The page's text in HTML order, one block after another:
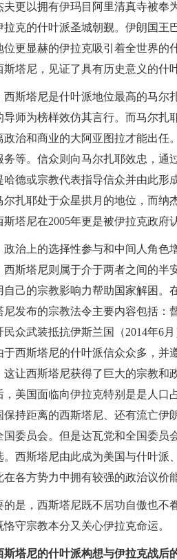
夫更以拥有伊玛目阿里清真寺被奉
拉克的什叶派圣城朝觐。伊朗国王
位更显赫的伊拉克吸引着全世界
斯塔尼，见证了具有历史意义的什
西斯塔尼是什叶派地位最高的马尔
导师为榜样效仿其言行。而马尔扎
政治和商业的大阿亚图拉才能出任
务等。信众则向马尔扎耶效忠，通
哈德或宗教代表指导信众并由此形
尔扎耶处于众星拱月的地位，而纳
塔尼在2005年更是被伊拉克政府
政治上的选择性参与和中间人角色
西斯塔尼则属于介于两者之间的半
自己的宗教影响力帮助国家解困。
尼发布的宗教法令主要内容包括：
民众武装抵抗伊斯兰国（2014年6
于西斯塔尼的什叶派信众众多，并
这让西斯塔尼获得了巨大的宗教
，美国面临向伊拉克特别是是人口
保持距离的西斯塔尼、还有流亡伊
国委员会。但是达瓦党和全国委员
。西斯塔尼由此成为美国与什叶派
在各方势力中拥有较强的政治议价
的是，西斯塔尼既不居功自傲也不
恪守宗教本分又关心伊拉克命运。
斯塔尼的什叶派构想与伊拉克战后